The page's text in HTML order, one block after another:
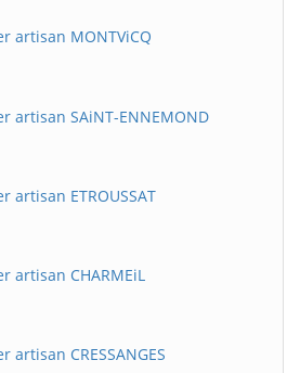
artisan MONTViCQ
artisan SAiNT-ENNEMOND
artisan ETROUSSAT
artisan CHARMEiL
artisan CRESSANGES
BatiWebPro